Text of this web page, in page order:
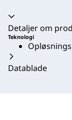
Harmonika
Detaljer om
Teknologi
Datablade